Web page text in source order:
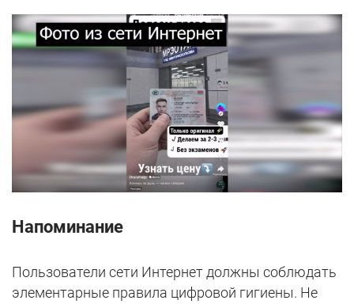
Напоминание
Пользователи сети Интернет должны соблюдать
элементарные правила цифровой гигиены. Не